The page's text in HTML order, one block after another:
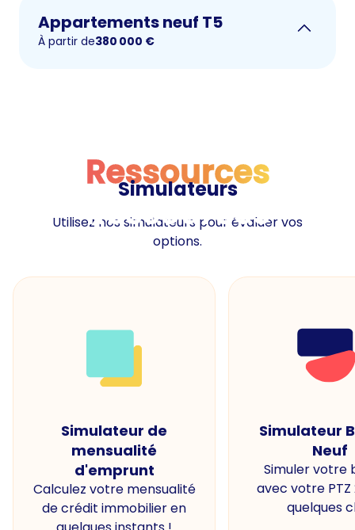
Appartements neuf T5
À partir de380 000 €
Ressources
Ressources
Simulateurs
Utilisez nos simulateurs pour évaluer vos
options.
Simulateur de
mensualité
d'emprunt
Calculez votre mensualité
de crédit immobilier en
Simulateur
Neuf
Simuler votre
avec votre PTZ
quelques